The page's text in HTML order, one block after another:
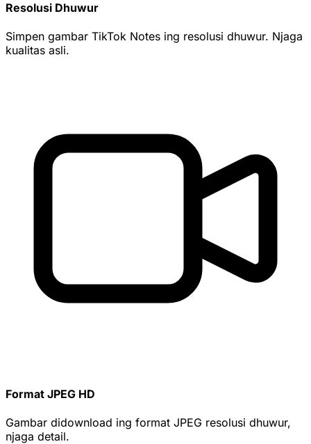
Resolusi Dhuwur
Simpen gambar TikTok Notes ing resolusi dhuwur. Njaga
kualitas asli.
Format JPEG HD
Gambar didownload ing format JPEG resolusi dhuwur,
njaga detail.